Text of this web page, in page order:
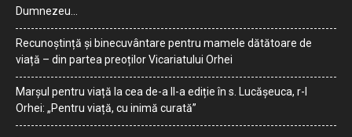
Dumnezeu…
Recunoștință și binecuvântare pentru mamele dătătoare de
viață – din partea preoților Vicariatului Orhei
Marșul pentru viață la cea de-a II-a ediție în s. Lucășeuca, r-l
Orhei: „Pentru viață, cu inimă curată”